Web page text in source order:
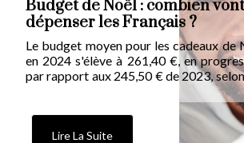
Budget de Noël : combien vont
dépenser les Français ?
Le budget moyen pour les cadeaux de
en 2024 s'élève à 261,40 €, en
par rapport aux 245,50 € de 2023,
étude Havas. Cependant, 40 % des
maintiennent leurs dépenses en
200 € pour leurs achats de fin d'année.
Lire La Suite